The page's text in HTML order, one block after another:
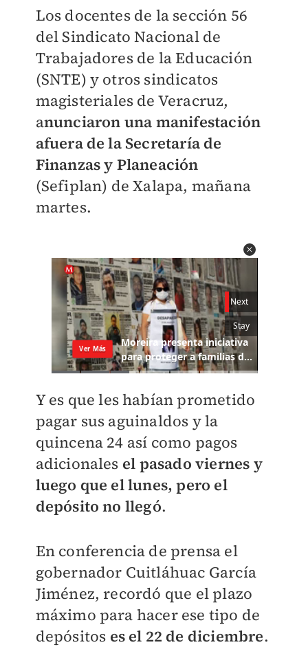
Los docentes de la sección 56
del Sindicato Nacional de
Trabajadores de la Educación
(SNTE) y otros sindicatos
magisteriales de Veracruz,
anunciaron una manifestación
afuera de la Secretaría de
Finanzas y Planeación
(Sefiplan) de Xalapa, mañana
martes.
Y es que les habían prometido
pagar sus aguinaldos y la
quincena 24 así como pagos
adicionales el pasado viernes y
luego que el lunes, pero el
depósito no llegó.
En conferencia de prensa el
gobernador Cuitláhuac García
Jiménez, recordó que el plazo
máximo para hacer ese tipo de
depósitos es el 22 de diciembre.